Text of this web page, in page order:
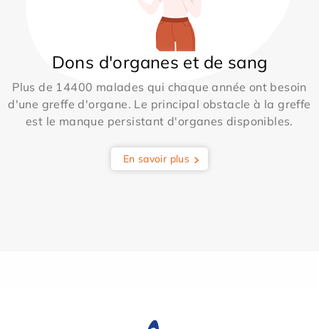
Dons d'organes et de sang
Plus de 14400 malades qui chaque année ont besoin
d'une greffe d'organe. Le principal obstacle à la greffe
est le manque persistant d'organes disponibles.
En savoir plus